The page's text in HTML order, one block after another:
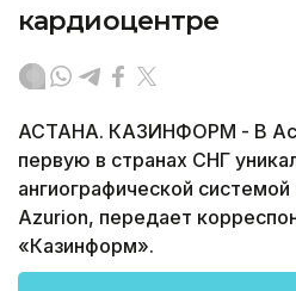
кардиоцентре
АСТАНА. КАЗИНФОРМ - В
первую в странах СНГ
ангиографической системой
Azurion, передает
«Казинформ».